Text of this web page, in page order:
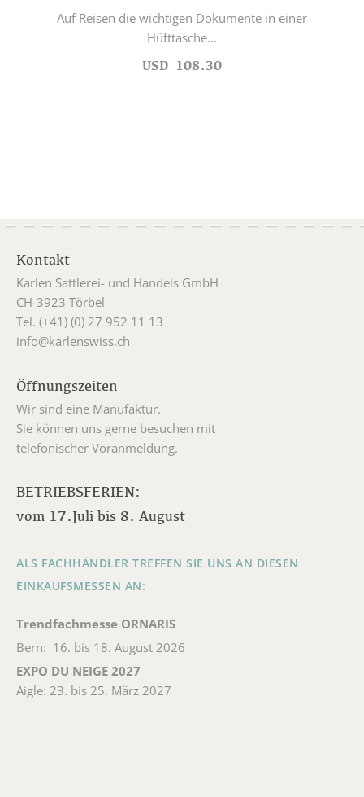
Auf Reisen die wichtigen Dokumente in einer
Hüfttasche...
USD 108.30
Kontakt
Karlen Sattlerei- und Handels GmbH
CH-3923 Törbel
Tel. (+41) (0) 27 952 11 13
info@karlenswiss.ch
Öffnungszeiten
Wir sind eine Manufaktur.
Sie können uns gerne besuchen mit
telefonischer Voranmeldung.
BETRIEBSFERIEN:
vom 17.Juli bis 8. August
ALS FACHHÄNDLER TREFFEN SIE UNS AN DIESEN
EINKAUFSMESSEN AN:
Trendfachmesse ORNARIS
Bern: 16. bis 18. August 2026
EXPO DU NEIGE 2027
Aigle: 23. bis 25. März 2027